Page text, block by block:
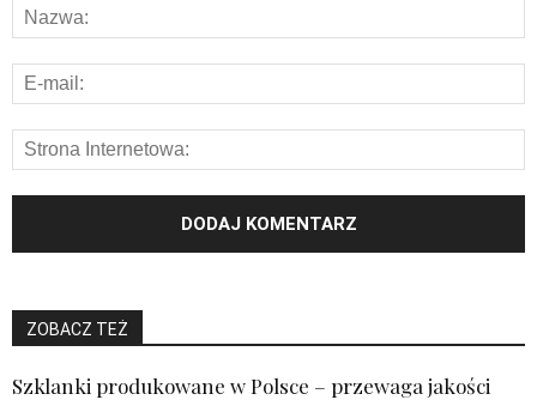
ZOBACZ TEŻ
Szklanki produkowane w Polsce – przewaga jakości